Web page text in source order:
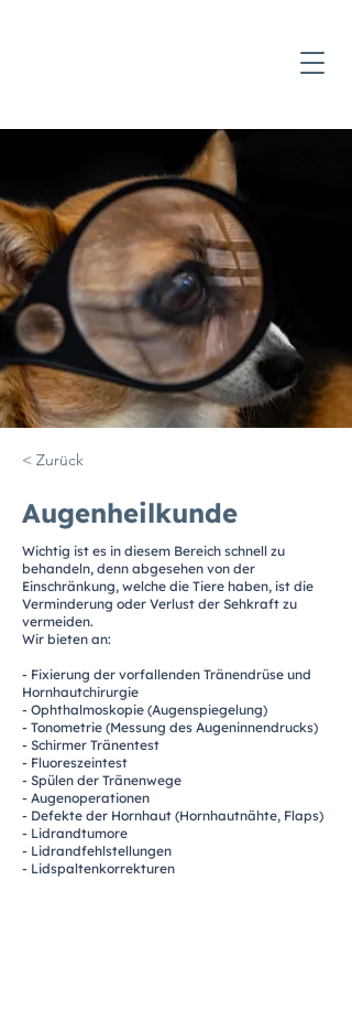
< Zurück
Augenheilkunde
Wichtig ist es in diesem Bereich schnell zu
behandeln, denn abgesehen von der
Einschränkung, welche die Tiere haben, ist die
Verminderung oder Verlust der Sehkraft zu
vermeiden.
Wir bieten an:
- Fixierung der vorfallenden Tränendrüse und
Hornhautchirurgie
- Ophthalmoskopie (Augenspiegelung)
- Tonometrie (Messung des Augeninnendrucks)
- Schirmer Tränentest
- Fluoreszeintest
- Spülen der Tränenwege
- Augenoperationen
- Defekte der Hornhaut (Hornhautnähte, Flaps)
- Lidrandtumore
- Lidrandfehlstellungen
- Lidspaltenkorrekturen